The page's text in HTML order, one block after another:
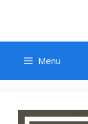
content
Menu